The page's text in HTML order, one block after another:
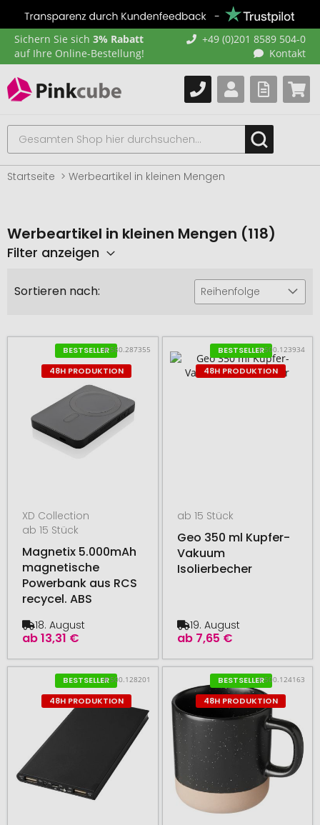
Sichern Sie sich 3% Rabatt
auf Ihre Online-Bestellung!
+49 (0)201 8589 504-0
Kontakt
Startseite Werbeartikel in kleinen Mengen
Werbeartikel in kleinen Mengen (118)
Filter anzeigen
Sortieren nach: Reihenfolge
BESTSELLER
48H PRODUKTION
# 580.287355
XD Collection
ab 15 Stück
Magnetix 5.000mAh
magnetische
Powerbank aus RCS
recycel. ABS
ab13,31 €
18. August
BESTSELLER
48H PRODUKTION
# 500.123934
ab 15 Stück
Geo 350 ml Kupfer-
Vakuum
Isolierbecher
ab 7,65 €
19. August
BESTSELLER
48H PRODUKTION
# 500.128201
BESTSELLER
48H PRODUKTION
# 500.124163